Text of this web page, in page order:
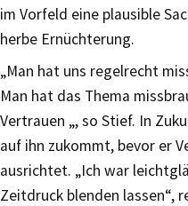
im Vorfeld eine plausible
herbe Ernüchterung.
„Man hat uns regelrecht
Man hat das Thema
Vertrauen „, so Stief. In
auf ihn zukommt, bevor er
ausrichtet. „Ich war
Zeitdruck blenden lassen“,